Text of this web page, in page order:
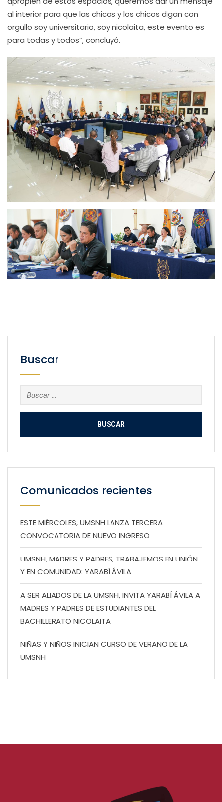
al interior para que las chicas y los chicos digan con
orgullo soy universitario, soy nicolaita, este evento es
para todas y todos”, concluyó.
Buscar
Buscar:
Comunicados recientes
ESTE MIÉRCOLES, UMSNH LANZA TERCERA
CONVOCATORIA DE NUEVO INGRESO
UMSNH, MADRES Y PADRES, TRABAJEMOS EN UNIÓN
Y EN COMUNIDAD: YARABÍ ÁVILA
A SER ALIADOS DE LA UMSNH, INVITA YARABÍ ÁVILA A
MADRES Y PADRES DE ESTUDIANTES DEL
BACHILLERATO NICOLAITA
NIÑAS Y NIÑOS INICIAN CURSO DE VERANO DE LA
UMSNH